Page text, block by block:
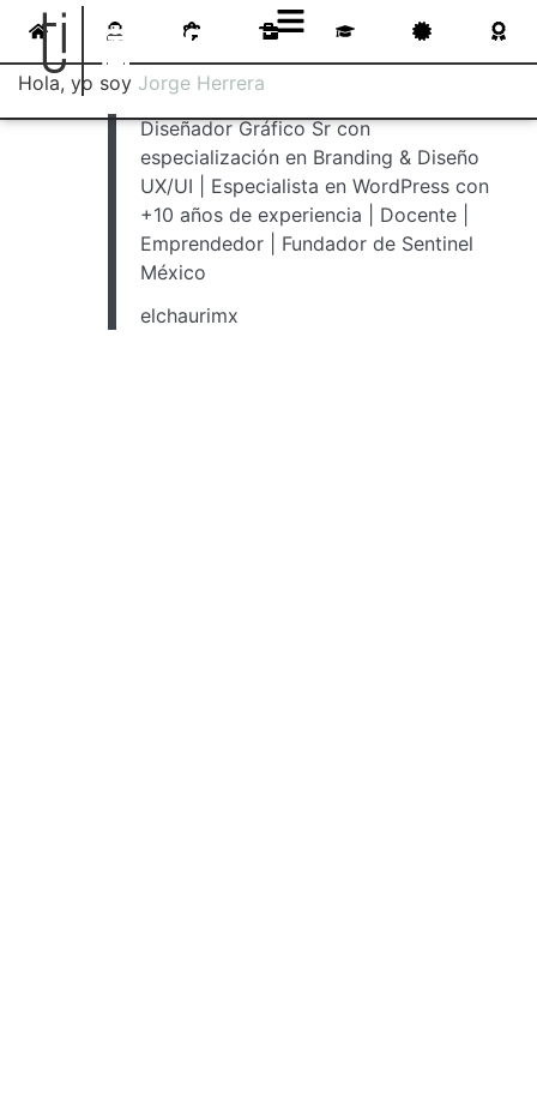
Hola, yo soy Jorge Herrera
Diseñador Gráfico Sr con
especialización en Branding & Diseño
UX/UI | Especialista en WordPress con
+10 años de experiencia | Docente |
Emprendedor | Fundador de Sentinel
México
elchaurimx